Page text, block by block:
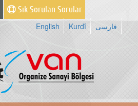
Sık Sorulan Sorular
English Kurdî فارسی